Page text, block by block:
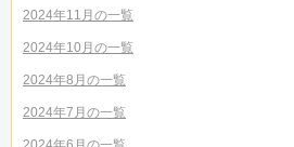
2024年11月の一覧
2024年10月の一覧
2024年8月の一覧
2024年7月の一覧